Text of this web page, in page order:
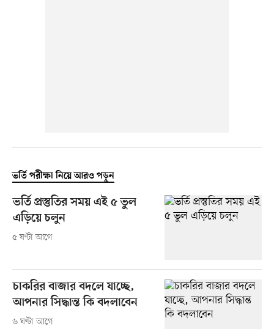
ভর্তি পরীক্ষা নিয়ে আরও পড়ুন
ভর্তি প্রস্তুতির সময় এই ৫ ভুল
এড়িয়ে চলুন
৫ ঘণ্টা আগে
চাকরির বাজার বদলে যাচ্ছে,
আপনার সিদ্ধান্ত কি বদলাবেন
৬ ঘণ্টা আগে